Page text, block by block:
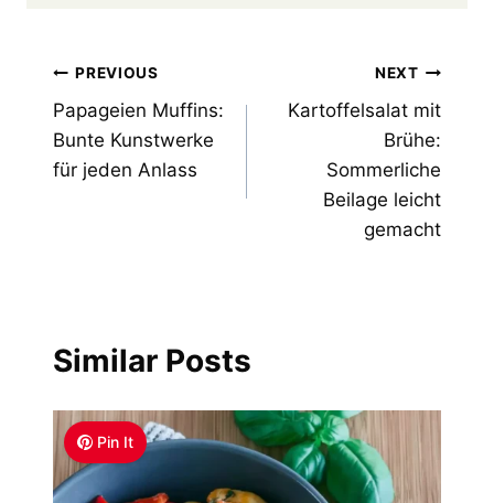
Post
navigation
PREVIOUS
Papageien Muffins:
Bunte Kunstwerke
für jeden Anlass
NEXT
Kartoffelsalat mit
Brühe:
Sommerliche
Beilage leicht
gemacht
Similar Posts
Pin It